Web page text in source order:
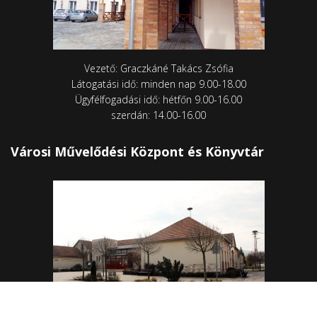
Vezető: Graczkáné Takács Zsófia
Látogatási idő: minden nap 9.00-18.00
Ügyfélfogadási idő: hétfőn 9.00-16.00
szerdán: 14.00-16.00
Városi Művelődési Központ és Könyvtár